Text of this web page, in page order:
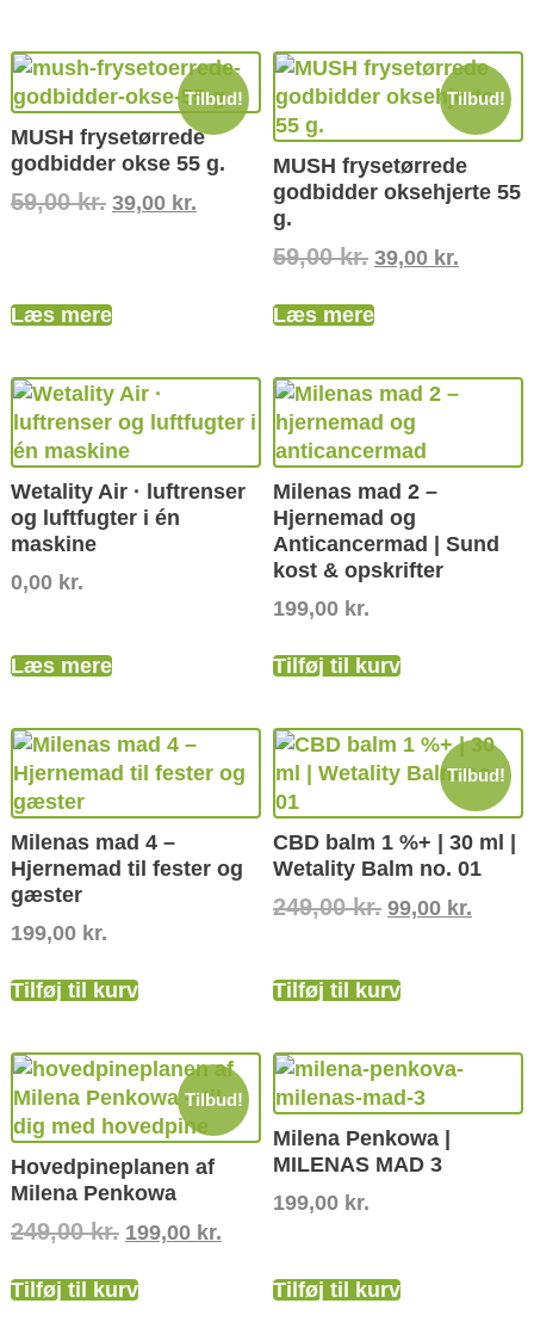
Tilbud!
MUSH frysetørrede
godbidder okse 55 g.
59,00kr. 39,00 kr.
Læs mere
Tilbud!
MUSH frysetørrede
godbidder oksehjerte 55
g.
59,00kr. 39,00 kr.
Læs mere
Wetality Air · luftrenser
og luftfugter i én
maskine
0,00 kr.
Læs mere
Milenas mad 2 –
Hjernemad og
Anticancermad | Sund
kost & opskrifter
199,00 kr.
Tilføj til kurv
Milenas mad 4 –
Hjernemad til fester og
gæster
199,00 kr.
Tilføj til kurv
Tilbud!
CBD balm 1 %+ | 30 ml |
Wetality Balm no. 01
249,00kr. 99,00 kr.
Tilføj til kurv
Tilbud!
Hovedpineplanen af
Milena Penkowa
249,00kr. 199,00 kr.
Tilføj til kurv
Milena Penkowa |
MILENAS MAD 3
199,00 kr.
Tilføj til kurv